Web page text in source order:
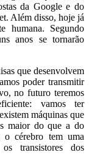
da Google e do
Além disso, hoje já
humana. Segundo
anos se tornarão
que desenvolvem
poder transmitir
no futuro teremos
vamos ter
máquinas que
maior do que a do
cérebro tem uma
transistores dos